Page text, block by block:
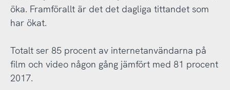
öka. Framförallt är det det dagliga tittandet som
har ökat.
Totalt ser 85 procent av internetanvändarna på
film och video någon gång jämfört med 81 procent
2017.